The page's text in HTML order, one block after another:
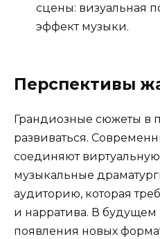
сцены: визуальная
эффект музыки.
Перспективы
Грандиозные сюжеты в
развиваться.
соединяют
музыкальные
аудиторию, которая
и нарратива. В
появления новых